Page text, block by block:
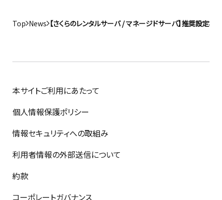
Top News 【さくらのレンタルサーバ / マネージドサーバ】推奨設定
本サイトご利用にあたって
個人情報保護ポリシー
情報セキュリティへの取組み
利用者情報の外部送信について
約款
コーポレートガバナンス